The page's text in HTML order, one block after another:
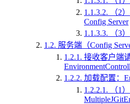
1.1.3.2.
（2
Config Server
1.1.3.3.
（3
1.2. 服务端（Config
1.2.1. 接收客户端
1.2.2. 加载配置：
1.2.2.1.
（1